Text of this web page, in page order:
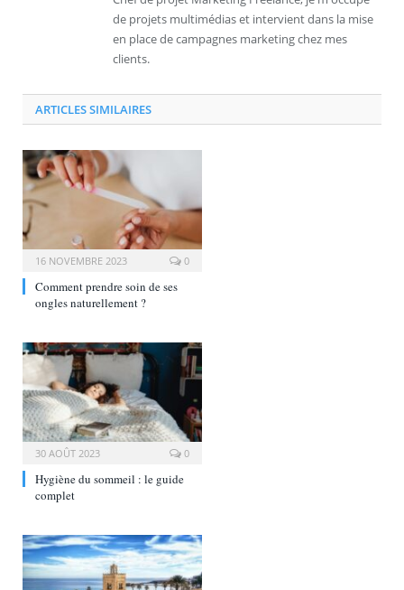
de projets multimédias et intervient dans la mise
en place de campagnes marketing chez mes
clients.
ARTICLES SIMILAIRES
16 NOVEMBRE 2023 0
Comment prendre soin de ses
ongles naturellement ?
30 AOÛT 2023 0
Hygiène du sommeil : le guide
complet